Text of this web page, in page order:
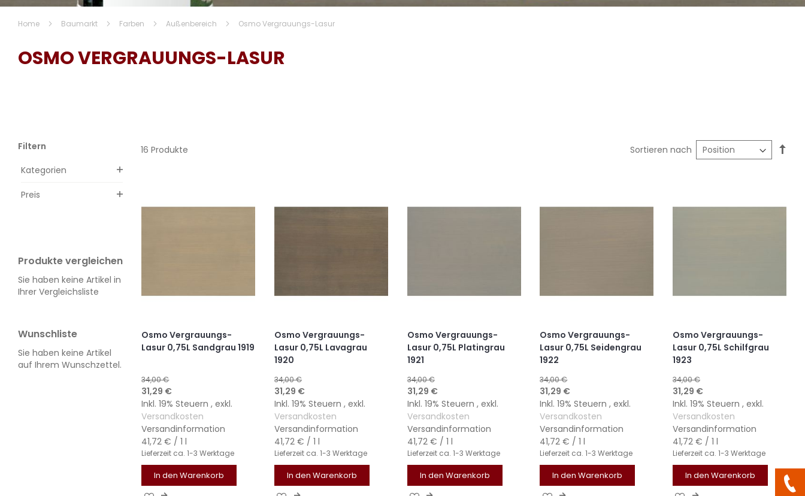
Home Baumarkt Farben Außenbereich Osmo Vergrauungs-Lasur
OSMO VERGRAUUNGS-LASUR
16 Produkte Sortieren nach
Osmo Vergrauungs-
Lasur 0,75L Sandgrau 1919
34,00 €
Sonderangebot
31,29 €
Inkl. 19% Steuern,exkl.
Versandkosten
Versandinformation
41,72 € / 1 l
Lieferzeit ca. 1-3 Werktage
In den Warenkorb
Osmo Vergrauungs-
Lasur 0,75L Lavagrau
1920
34,00 €
Sonderangebot
31,29 €
Inkl. 19% Steuern,exkl.
Versandkosten
Versandinformation
41,72 € / 1 l
Lieferzeit ca. 1-3 Werktage
In den Warenkorb
Osmo Vergrauungs-
Lasur 0,75L Platingrau
1921
34,00 €
Sonderangebot
31,29 €
Inkl. 19% Steuern , exkl.
Versandkosten
Versandinformation
41,72 € / 1 l
Lieferzeit ca. 1-3 Werktage
In den Warenkorb
Osmo Vergrauungs-
Lasur 0,75L Seidengrau
1922
34,00 €
Sonderangebot
31,29 €
Inkl. 19% Steuern,exkl.
Versandkosten
Versandinformation
41,72 € / 1 l
Lieferzeit ca. 1-3 Werktage
In den Warenkorb
Osmo Vergrauungs-
Lasur 0,75L Schilfgrau
1923
34,00 €
Sonderangebot
31,29 €
Inkl. 19% Steuern,exkl.
Versandkosten
Versandinformation
41,72 € / 1 l
Lieferzeit ca. 1-3 Werktage
In den Warenkorb
Filtern
Kategorien
Preis
Produkte vergleichen
Sie haben keine Artikel in
Ihrer Vergleichsliste
Wunschliste
Sie haben keine Artikel
auf Ihrem Wunschzettel.